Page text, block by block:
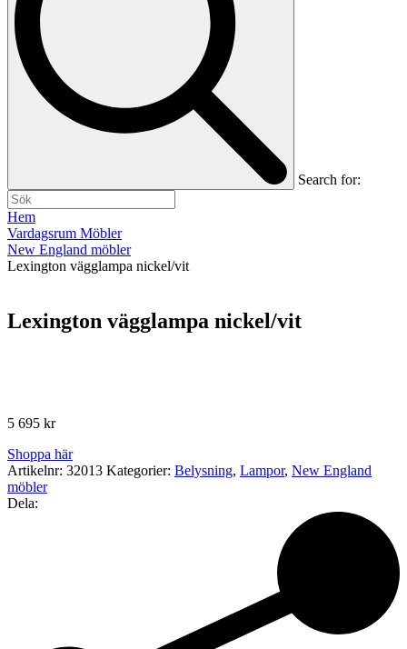
Search for:
Hem
Vardagsrum Möbler
New England möbler
Lexington vägglampa nickel/vit
Lexington vägglampa nickel/vit
5 695 kr
Shoppa här
Artikelnr: 32013 Kategorier: Belysning, Lampor, New England
möbler
Dela: